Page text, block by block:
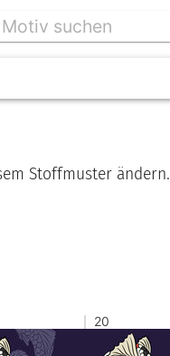
Stoffmuster ändern.